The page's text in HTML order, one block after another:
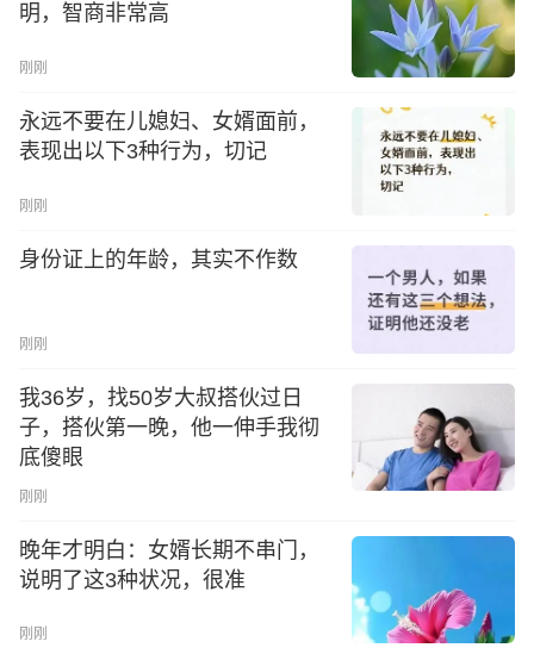
明，智商非常高
刚刚
永远不要在儿媳妇、女婿面前，
表现出以下3种行为，切记
刚刚
身份证上的年龄，其实不作数
刚刚
我36岁，找50岁大叔搭伙过日
子，搭伙第一晚，他一伸手我彻
底傻眼
刚刚
晚年才明白：女婿长期不串门，
说明了这3种状况，很准
刚刚